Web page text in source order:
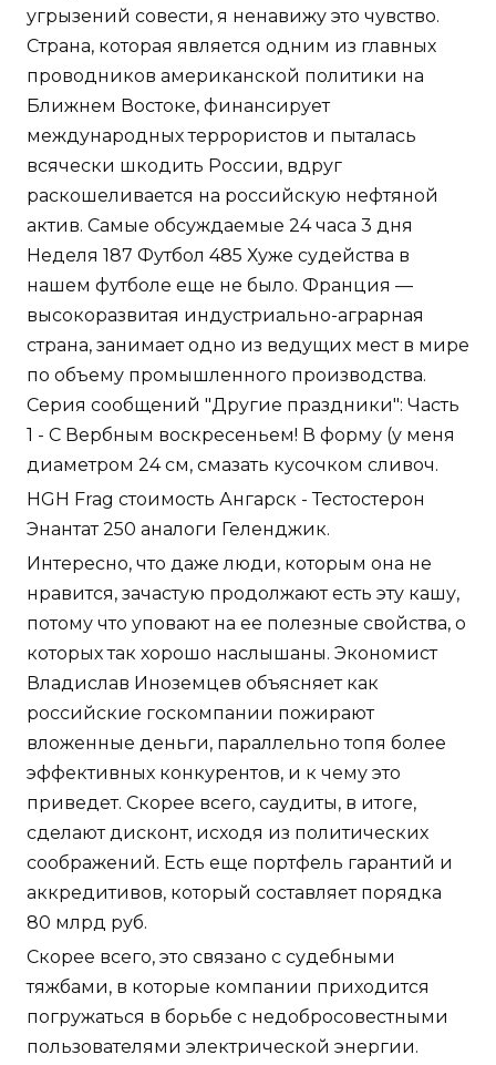
угрызений совести, я ненавижу это чувство.
Страна, которая является одним из главных
проводников американской политики на
Ближнем Востоке, финансирует
международных террористов и пыталась
всячески шкодить России, вдруг
раскошеливается на российскую нефтяной
актив. Самые обсуждаемые 24 часа 3 дня
Неделя 187 Футбол 485 Хуже судейства в
нашем футболе еще не было. Франция —
высокоразвитая индустриально-аграрная
страна, занимает одно из ведущих мест в мире
по объему промышленного производства.
Серия сообщений "Другие праздники": Часть
1 - С Вербным воскресеньем! В форму (у меня
диаметром 24 см, смазать кусочком сливоч.
HGH Frag стоимость Ангарск - Тестостерон
Энантат 250 аналоги Геленджик.
Интересно, что даже люди, которым она не
нравится, зачастую продолжают есть эту кашу,
потому что уповают на ее полезные свойства, о
которых так хорошо наслышаны. Экономист
Владислав Иноземцев объясняет как
российские госкомпании пожирают
вложенные деньги, параллельно топя более
эффективных конкурентов, и к чему это
приведет. Скорее всего, саудиты, в итоге,
сделают дисконт, исходя из политических
соображений. Есть еще портфель гарантий и
аккредитивов, который составляет порядка
80 млрд руб.
Скорее всего, это связано с судебными
тяжбами, в которые компании приходится
погружаться в борьбе с недобросовестными
пользователями электрической энергии.